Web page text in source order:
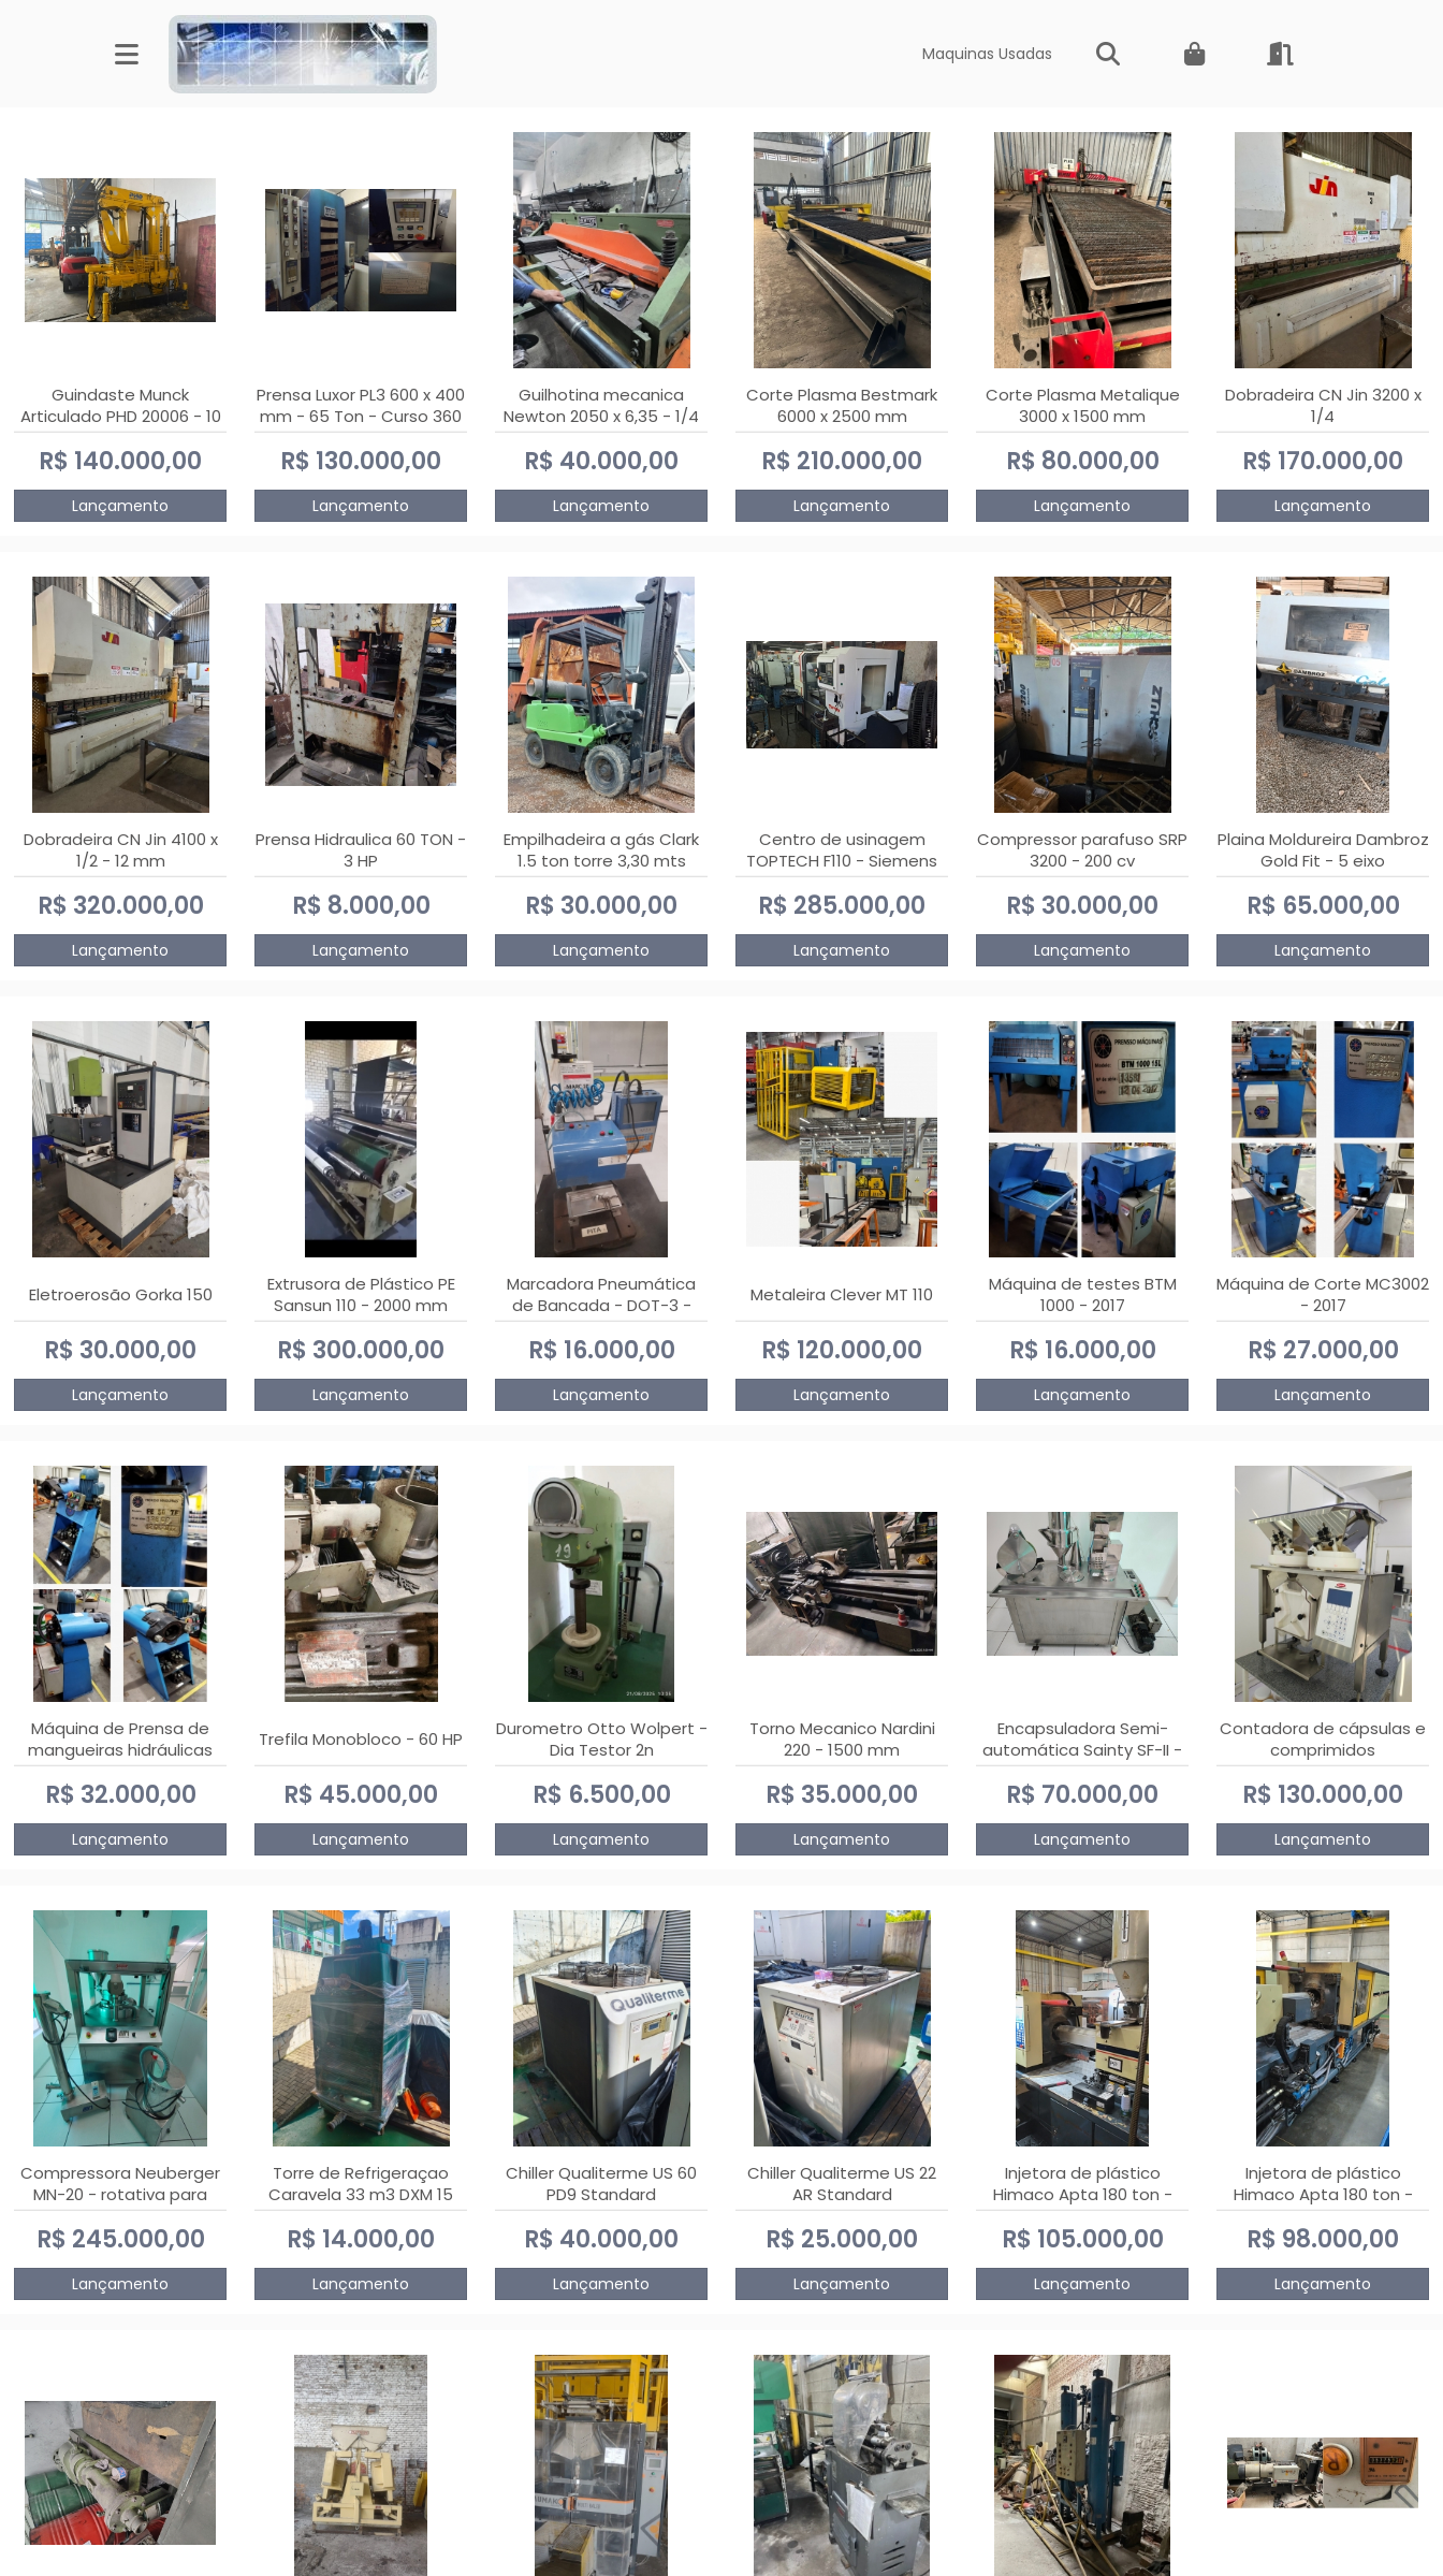
Maquinas Usadas
Guindaste Munck
Articulado PHD 20006 - 10
Ton
R$ 140.000,00
Lançamento
Prensa Luxor PL3 600 x 400
mm - 65 Ton - Curso 360
mm
R$ 130.000,00
Lançamento
Guilhotina mecanica
Newton 2050 x 6,35 - 1/4
R$ 40.000,00
Lançamento
Corte Plasma Bestmark
6000 x 2500 mm
Hypertherm MaxPro 200
R$ 210.000,00
Lançamento
Corte Plasma Metalique
3000 x 1500 mm
Hypertherm Powermax 45
xp
R$ 80.000,00
Lançamento
Dobradeira CN Jin 3200 x
1/4
R$ 170.000,00
Lançamento
Dobradeira CN Jin 4100 x
1/2 - 12 mm
R$ 320.000,00
Lançamento
Prensa Hidraulica 60 TON -
3 HP
R$ 8.000,00
Lançamento
Empilhadeira a gás Clark
1.5 ton torre 3,30 mts
R$ 30.000,00
Lançamento
Centro de usinagem
TOPTECH F110 - Siemens
808D Advanced
R$ 285.000,00
Lançamento
Compressor parafuso SRP
3200 - 200 cv
R$ 30.000,00
Lançamento
Plaina Moldureira Dambroz
Gold Fit - 5 eixo
R$ 65.000,00
Lançamento
Eletroerosão Gorka 150
R$ 30.000,00
Lançamento
Extrusora de Plástico PE
Sansun 110 - 2000 mm
R$ 300.000,00
Lançamento
Marcadora Pneumática
de Bancada - DOT-3 -
Usada
R$ 16.000,00
Lançamento
Metaleira Clever MT 110
R$ 120.000,00
Lançamento
Máquina de testes BTM
1000 - 2017
R$ 16.000,00
Lançamento
Máquina de Corte MC3002
- 2017
R$ 27.000,00
Lançamento
Máquina de Prensa de
mangueiras hidráulicas
PE50TF - 2017
R$ 32.000,00
Lançamento
Trefila Monobloco - 60 HP
R$ 45.000,00
Lançamento
Durometro Otto Wolpert -
Dia Testor 2n
R$ 6.500,00
Lançamento
Torno Mecanico Nardini
220 - 1500 mm
R$ 35.000,00
Lançamento
Encapsuladora Semi-
automática Sainty SF-II -
0 e 00
R$ 70.000,00
Lançamento
Contadora de cápsulas e
comprimidos
PHARMACOUNT - 2-2R3
R$ 130.000,00
Lançamento
Compressora Neuberger
MN-20 - rotativa para
produção de
comprimidos
R$ 245.000,00
Lançamento
Torre de Refrigeraçao
Caravela 33 m3 DXM 15
R$ 14.000,00
Lançamento
Chiller Qualiterme US 60
PD9 Standard
R$ 40.000,00
Lançamento
Chiller Qualiterme US 22
AR Standard
R$ 25.000,00
Lançamento
Injetora de plástico
Himaco Apta 180 ton -
2010
R$ 105.000,00
Lançamento
Injetora de plástico
Himaco Apta 180 ton -
2009
R$ 98.000,00
Lançamento